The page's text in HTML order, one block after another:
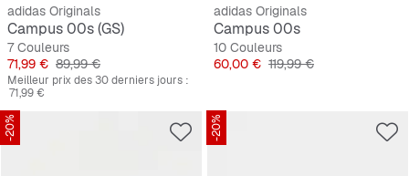
adidas Originals
Campus 00s (GS)
7 Couleurs
Prix
71,99 € Prix original
89,99 €
Meilleur prix des 30 derniers jours :
71,99 €
adidas Originals
Campus 00s
10 Couleurs
Prix
60,00 € Prix original
119,99 €
-20% -20%